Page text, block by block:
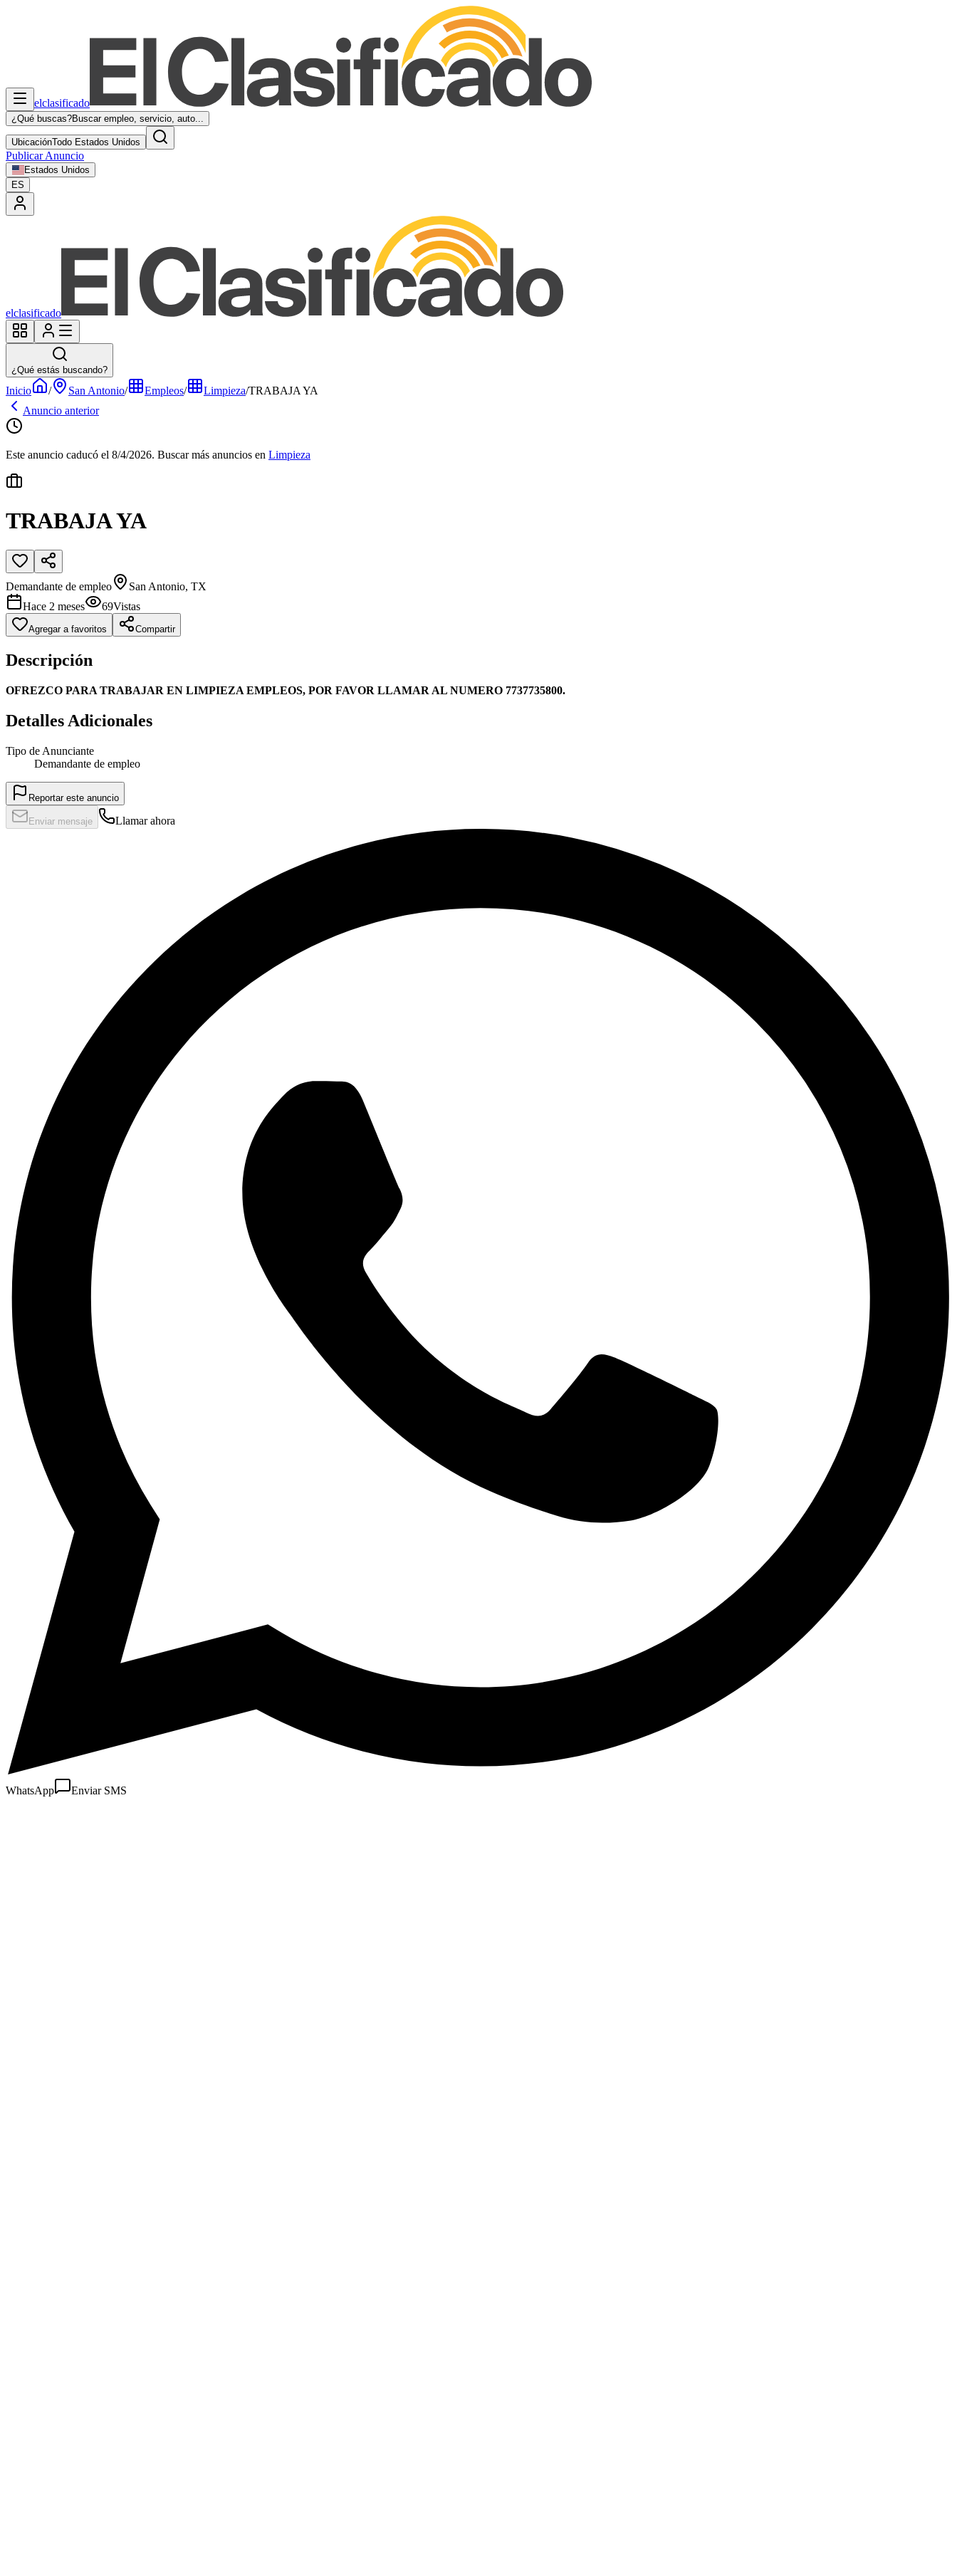
elclasificado
¿Qué buscas?Buscar empleo, servicio, auto...
UbicaciónTodo Estados Unidos
Publicar Anuncio
Estados Unidos
ES
elclasificado
¿Qué estás buscando?
Inicio / San Antonio/ Empleos/ Limpieza/TRABAJA YA
Anuncio anterior
Este anuncio caducó el 8/4/2026. Buscar más anuncios en Limpieza
TRABAJA YA
Demandante de empleo
San Antonio, TX
Hace 2 meses
69Vistas
Agregar a favoritos Compartir
Descripción
OFREZCO PARA TRABAJAR EN LIMPIEZA EMPLEOS, POR FAVOR LLAMAR AL NUMERO 7737735800.
Detalles Adicionales
Tipo de Anunciante
Demandante de empleo
Reportar este anuncio
Enviar mensaje Llamar ahora
WhatsApp Enviar SMS